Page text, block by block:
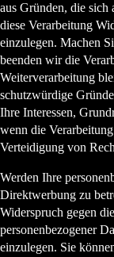
aus Gründen, die sich
diese Verarbeitung
einzulegen. Machen
beenden wir die
Weiterverarbeitung
schutzwürdige
Ihre Interessen,
wenn die
Verteidigung von
Werden Ihre
Direktwerbung zu
Widerspruch gegen
personenbezogener
einzulegen. Sie